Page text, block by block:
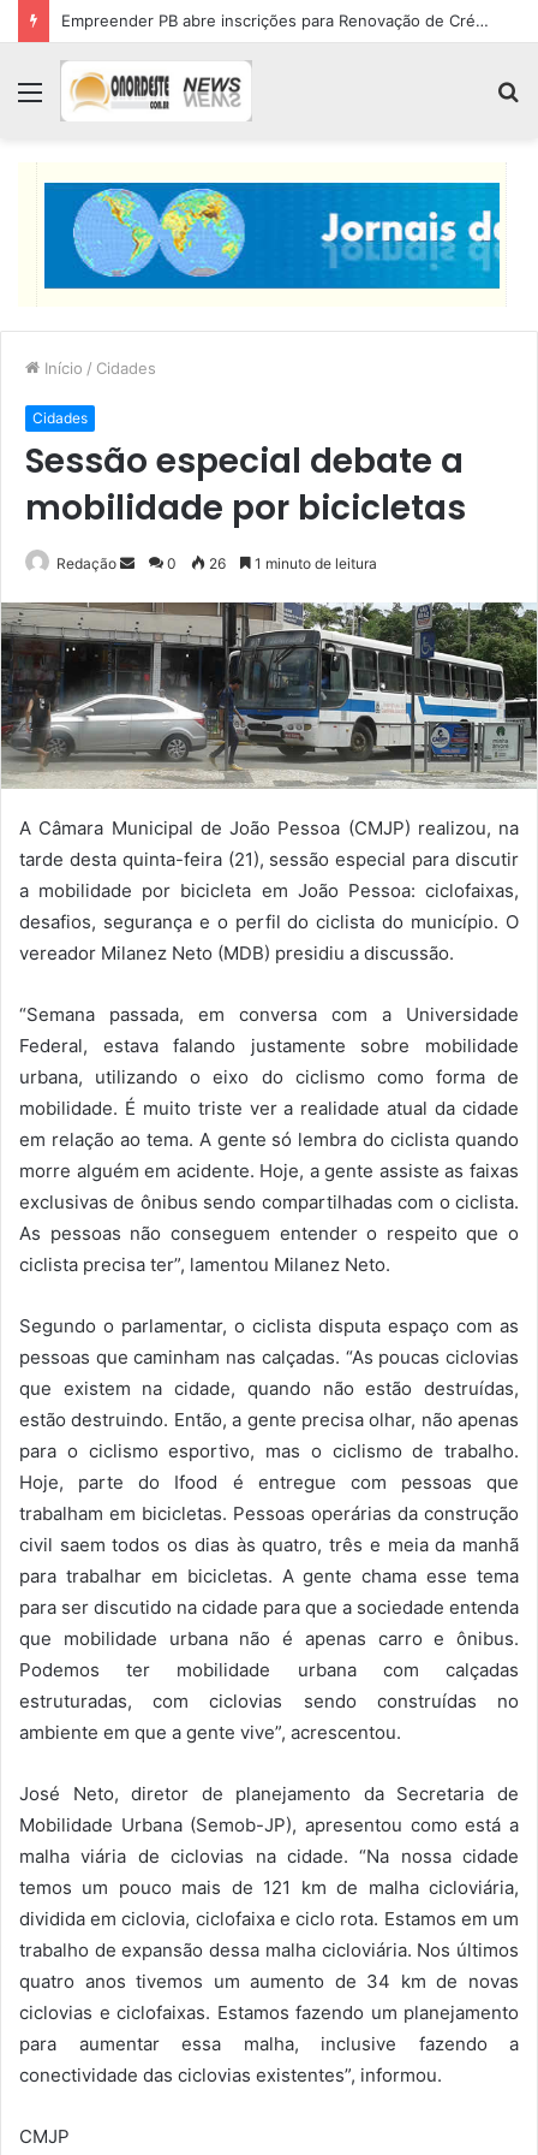
Empreender PB abre inscrições para Renovação de Crédito
Menu
Início / Cidades
Cidades
Sessão especial debate a
mobilidade por bicicletas
Redação
Mande
e-
mail
0 26 1 minuto de leitura
A Câmara Municipal de João Pessoa (CMJP) realizou, na
tarde desta quinta-feira (21), sessão especial para discutir
a mobilidade por bicicleta em João Pessoa: ciclofaixas,
desafios, segurança e o perfil do ciclista do município. O
vereador Milanez Neto (MDB) presidiu a discussão.
“Semana passada, em conversa com a Universidade
Federal, estava falando justamente sobre mobilidade
urbana, utilizando o eixo do ciclismo como forma de
mobilidade. É muito triste ver a realidade atual da cidade
em relação ao tema. A gente só lembra do ciclista quando
morre alguém em acidente. Hoje, a gente assiste as faixas
exclusivas de ônibus sendo compartilhadas com o ciclista.
As pessoas não conseguem entender o respeito que o
ciclista precisa ter”, lamentou Milanez Neto.
Segundo o parlamentar, o ciclista disputa espaço com as
pessoas que caminham nas calçadas. “As poucas ciclovias
que existem na cidade, quando não estão destruídas,
estão destruindo. Então, a gente precisa olhar, não apenas
para o ciclismo esportivo, mas o ciclismo de trabalho.
Hoje, parte do Ifood é entregue com pessoas que
trabalham em bicicletas. Pessoas operárias da construção
civil saem todos os dias às quatro, três e meia da manhã
para trabalhar em bicicletas. A gente chama esse tema
para ser discutido na cidade para que a sociedade entenda
que mobilidade urbana não é apenas carro e ônibus.
Podemos ter mobilidade urbana com calçadas
estruturadas, com ciclovias sendo construídas no
ambiente em que a gente vive”, acrescentou.
José Neto, diretor de planejamento da Secretaria de
Mobilidade Urbana (Semob-JP), apresentou como está a
malha viária de ciclovias na cidade. “Na nossa cidade
temos um pouco mais de 121 km de malha cicloviária,
dividida em ciclovia, ciclofaixa e ciclo rota. Estamos em um
trabalho de expansão dessa malha cicloviária. Nos últimos
quatro anos tivemos um aumento de 34 km de novas
ciclovias e ciclofaixas. Estamos fazendo um planejamento
para aumentar essa malha, inclusive fazendo a
conectividade das ciclovias existentes”, informou.
CMJP